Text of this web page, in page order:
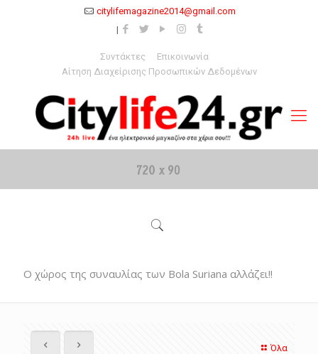
citylifemagazine2014@gmail.com
Συντάκτες
Επικοινωνία
Αίτηση Διαχείρισης Προσωπικών Δεδομένων
Ο χώρος της συναυλίας των Bola Suriana αλλάζει!!
Όλα